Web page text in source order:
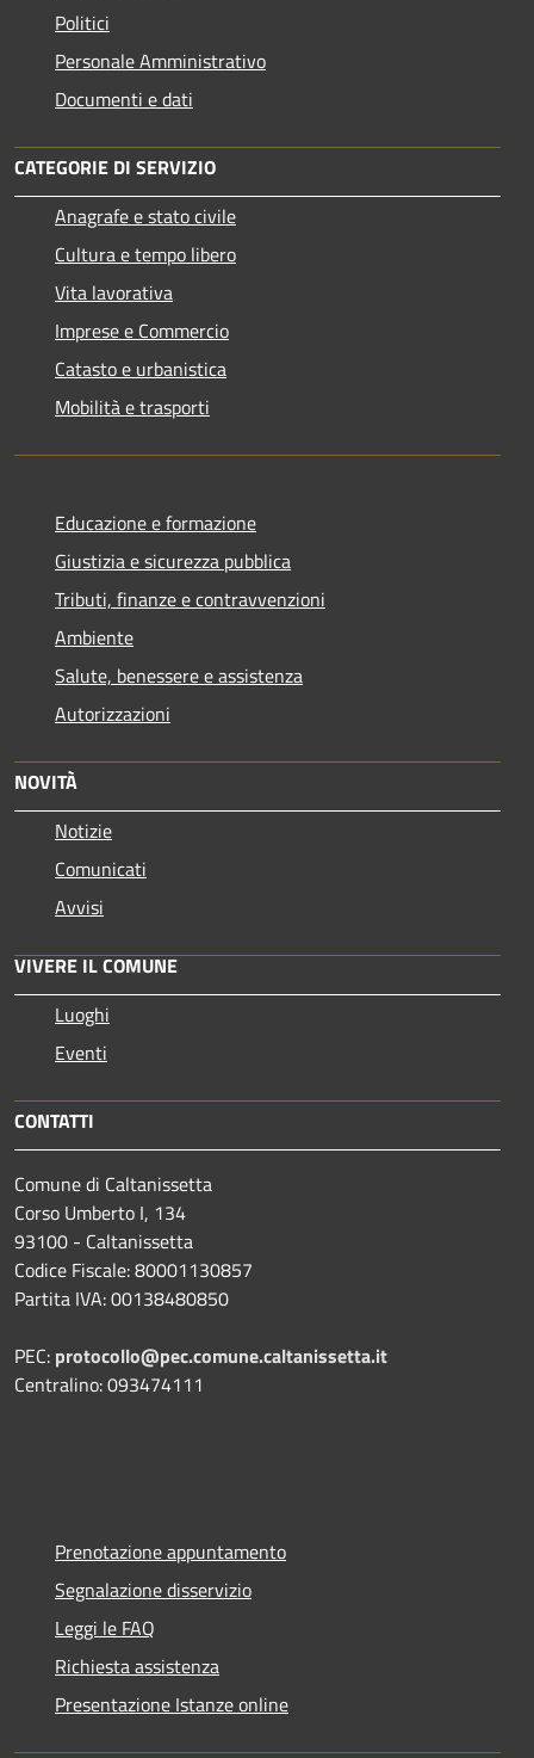
Politici
Personale Amministrativo
Documenti e dati
CATEGORIE DI SERVIZIO
Anagrafe e stato civile
Cultura e tempo libero
Vita lavorativa
Imprese e Commercio
Catasto e urbanistica
Mobilità e trasporti
Educazione e formazione
Giustizia e sicurezza pubblica
Tributi, finanze e contravvenzioni
Ambiente
Salute, benessere e assistenza
Autorizzazioni
NOVITÀ
Notizie
Comunicati
Avvisi
VIVERE IL COMUNE
Luoghi
Eventi
CONTATTI
Comune di Caltanissetta
Corso Umberto I, 134
93100 - Caltanissetta
Codice Fiscale: 80001130857
Partita IVA: 00138480850
PEC: protocollo@pec.comune.caltanissetta.it
Centralino: 093474111
Prenotazione appuntamento
Segnalazione disservizio
Leggi le FAQ
Richiesta assistenza
Presentazione Istanze online